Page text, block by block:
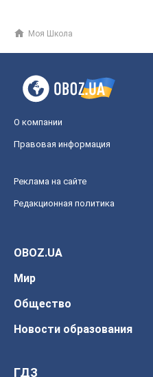
Моя Школа
О компании
Правовая информация
Реклама на сайте
Редакционная политика
OBOZ.UA
Мир
Общество
Новости образования
ГДЗ